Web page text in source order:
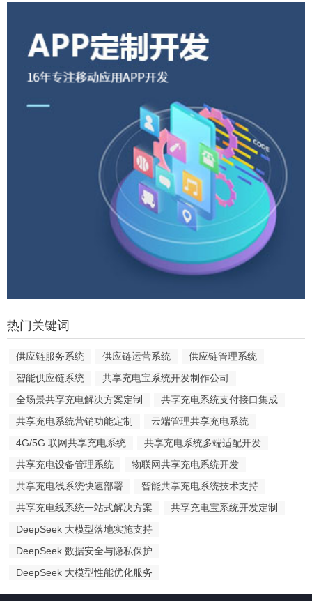
热门关键词
供应链服务系统 供应链运营系统
供应链管理系统
智能供应链系统
共享充电宝系统开发制作公司
全场景共享充电解决方案定制
共享充电系统支付接口集成
共享充电系统营销功能定制
云端管理共享充电系统
4G/5G 联网共享充电系统
共享充电系统多端适配开发
共享充电设备管理系统
物联网共享充电系统开发
共享充电线系统快速部署
智能共享充电系统技术支持
共享充电线系统一站式解决方案
共享充电宝系统开发定制
DeepSeek 大模型落地实施支持
DeepSeek 数据安全与隐私保护
DeepSeek 大模型性能优化服务